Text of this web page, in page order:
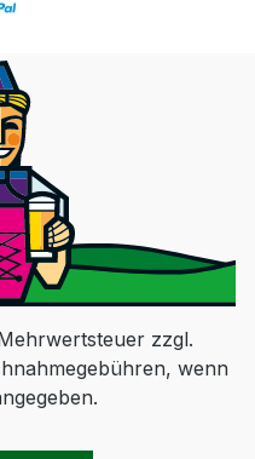
zzgl.
wenn